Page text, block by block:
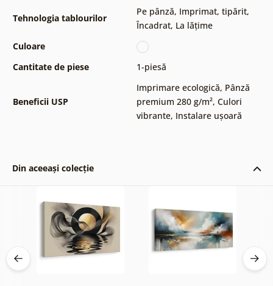
Tehnologia tablourilor
Pe pânză, Imprimat, tipărit,
Încadrat, La lățime
Culoare
Cantitate de piese
1-piesă
Beneficii USP
Imprimare ecologică, Pânză
premium 280 g/m², Culori
vibrante, Instalare ușoară
Din aceeași colecție